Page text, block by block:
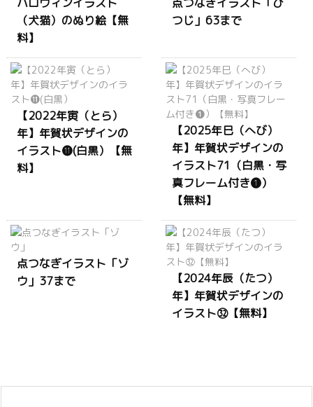
（犬猫）のぬり絵【無
料】
つじ」63まで
【2022年寅（とら）
年】年賀状デザインの
イラスト⓫(白黒）【無
料】
【2025年巳（へび）
年】年賀状デザインの
イラスト71（白黒・写
真フレーム付き❶）
【無料】
点つなぎイラスト「ゾ
ウ」37まで
【2024年辰（たつ）
年】年賀状デザインの
イラスト㉜【無料】